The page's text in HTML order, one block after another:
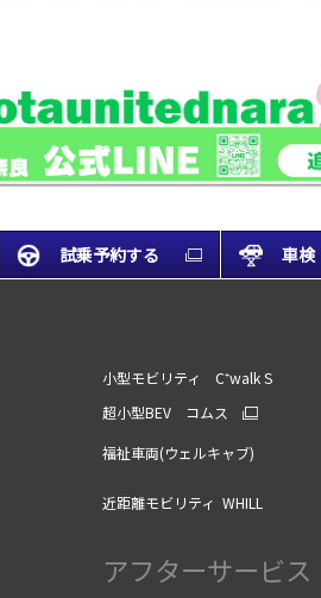
試乗予約する 車検
小型モビリティ C⁺walk S
超小型BEV コムス
福祉車両(ウェルキャブ)
近距離モビリティ WHILL
アフターサービス